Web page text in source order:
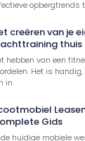
opbergtrends
creëren van je
thuis
hebben van een
Het is
in
Gids
huidige mobiele